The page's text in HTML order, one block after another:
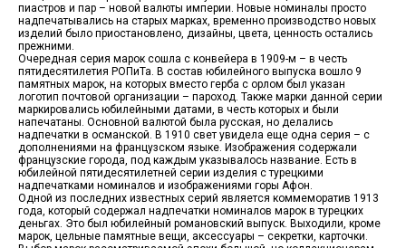
пиастров и пар – новой валюты империи. Новые номиналы просто
надпечатывались на старых марках, временно производство новых
изделий было приостановлено, дизайны, цвета, ценность остались
прежними.
Очередная серия марок сошла с конвейера в 1909-м – в честь
пятидесятилетия РОПиТа. В состав юбилейного выпуска вошло 9
памятных марок, на которых вместо герба с орлом был указан
логотип почтовой организации – пароход. Также марки данной серии
маркировались юбилейными датами, в честь которых и были
напечатаны. Основной валютой была русская, но делались
надпечатки в османской. В 1910 свет увидела еще одна серия – с
дополнениями на французском языке. Изображения содержали
французские города, под каждым указывалось название. Есть в
юбилейной пятидесятилетней серии изделия с турецкими
надпечатками номиналов и изображениями горы Афон.
Одной из последних известных серий является коммеморатив 1913
года, который содержал надпечатки номиналов марок в турецких
деньгах. Это был юбилейный романовский выпуск. Выходили, кроме
марок, цельные памятные вещи, аксессуары – секретки, карточки.